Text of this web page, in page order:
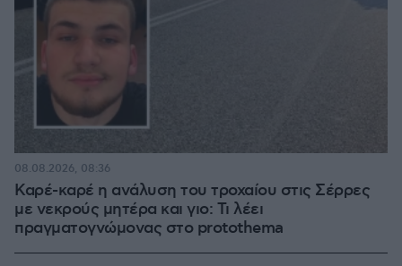
Καρέ-καρέ η ανάλυση του τροχαίου στις Σέρρες
με νεκρούς μητέρα και γιο: Τι λέει
πραγματογνώμονας στο protothema
08.08.2026, 08:36